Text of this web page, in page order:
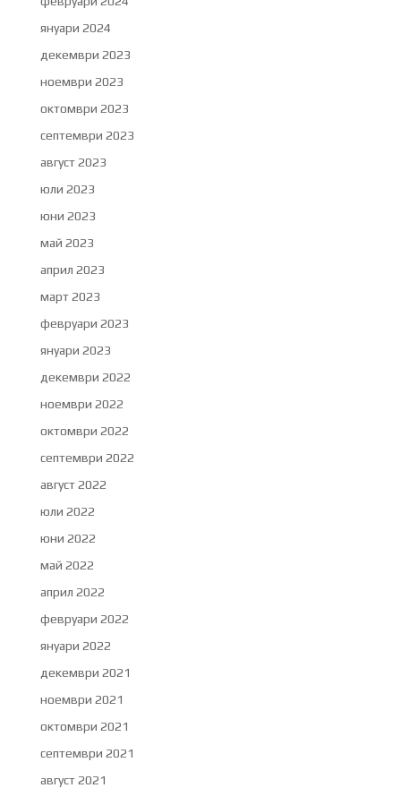
януари 2024
декември 2023
ноември 2023
октомври 2023
септември 2023
август 2023
юли 2023
юни 2023
май 2023
април 2023
март 2023
февруари 2023
януари 2023
декември 2022
ноември 2022
октомври 2022
септември 2022
август 2022
юли 2022
юни 2022
май 2022
април 2022
февруари 2022
януари 2022
декември 2021
ноември 2021
октомври 2021
септември 2021
август 2021